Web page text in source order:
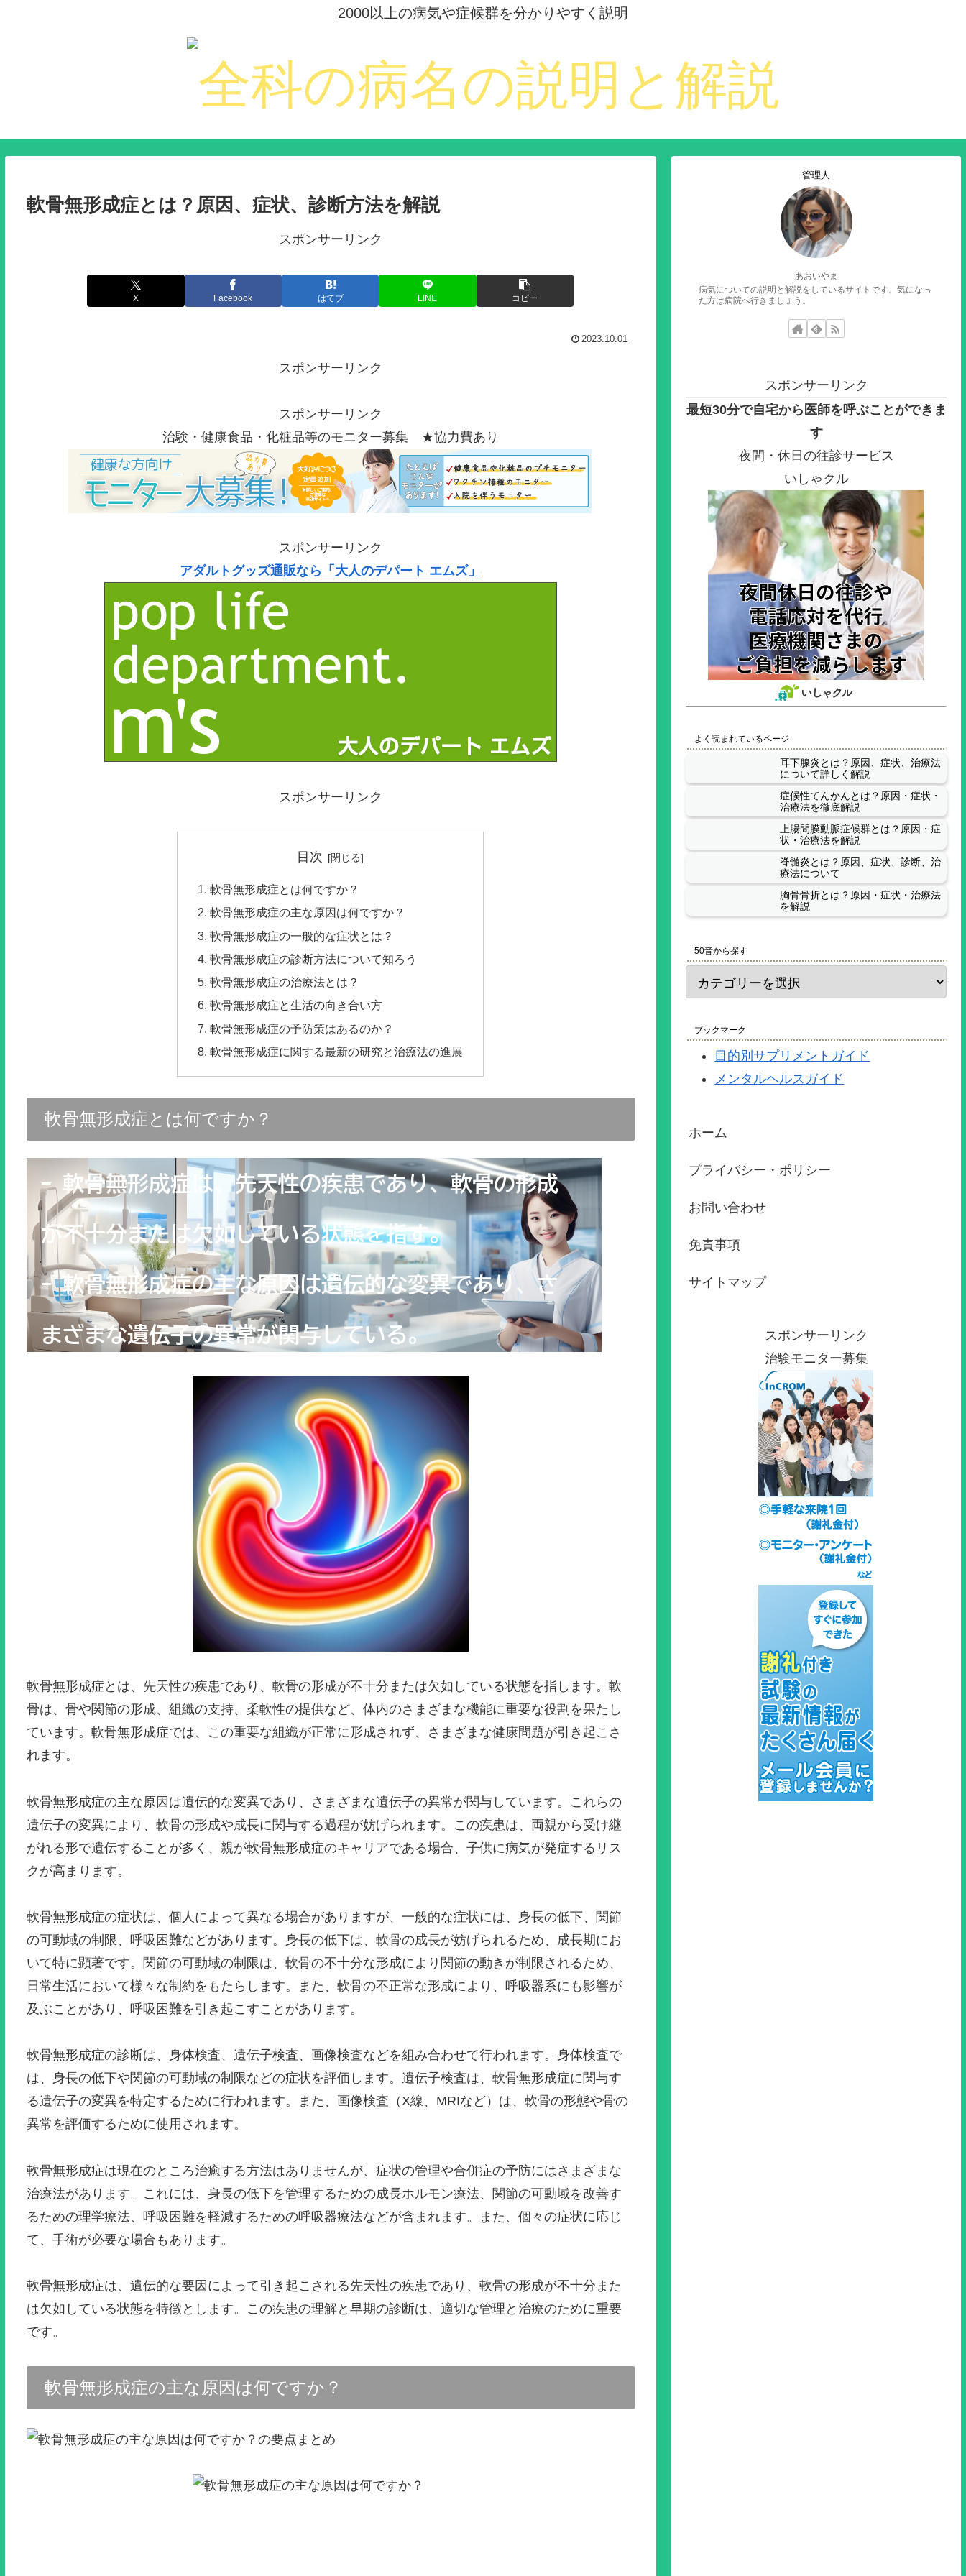
2000以上の病気や症候群を分かりやすく説明
軟骨無形成症とは？原因、症状、診断方法を解説
スポンサーリンク
X Facebook はてブ LINE コピー
2023.10.01
スポンサーリンク
スポンサーリンク
治験・健康食品・化粧品等のモニター募集 ★協力費あり
スポンサーリンク
アダルトグッズ通販なら「大人のデパート エムズ」
スポンサーリンク
目次
軟骨無形成症とは何ですか？
軟骨無形成症の主な原因は何ですか？
軟骨無形成症の一般的な症状とは？
軟骨無形成症の診断方法について知ろう
軟骨無形成症の治療法とは？
軟骨無形成症と生活の向き合い方
軟骨無形成症の予防策はあるのか？
軟骨無形成症に関する最新の研究と治療法の進展
軟骨無形成症とは何ですか？
軟骨無形成症とは、先天性の疾患であり、軟骨の形成が不十分または欠如している状態を指します。軟
骨は、骨や関節の形成、組織の支持、柔軟性の提供など、体内のさまざまな機能に重要な役割を果たし
ています。軟骨無形成症では、この重要な組織が正常に形成されず、さまざまな健康問題が引き起こさ
れます。
軟骨無形成症の主な原因は遺伝的な変異であり、さまざまな遺伝子の異常が関与しています。これらの
遺伝子の変異により、軟骨の形成や成長に関与する過程が妨げられます。この疾患は、両親から受け継
がれる形で遺伝することが多く、親が軟骨無形成症のキャリアである場合、子供に病気が発症するリス
クが高まります。
軟骨無形成症の症状は、個人によって異なる場合がありますが、一般的な症状には、身長の低下、関節
の可動域の制限、呼吸困難などがあります。身長の低下は、軟骨の成長が妨げられるため、成長期にお
いて特に顕著です。関節の可動域の制限は、軟骨の不十分な形成により関節の動きが制限されるため、
日常生活において様々な制約をもたらします。また、軟骨の不正常な形成により、呼吸器系にも影響が
及ぶことがあり、呼吸困難を引き起こすことがあります。
軟骨無形成症の診断は、身体検査、遺伝子検査、画像検査などを組み合わせて行われます。身体検査で
は、身長の低下や関節の可動域の制限などの症状を評価します。遺伝子検査は、軟骨無形成症に関与す
る遺伝子の変異を特定するために行われます。また、画像検査（X線、MRIなど）は、軟骨の形態や骨の
異常を評価するために使用されます。
軟骨無形成症は現在のところ治癒する方法はありませんが、症状の管理や合併症の予防にはさまざまな
治療法があります。これには、身長の低下を管理するための成長ホルモン療法、関節の可動域を改善す
るための理学療法、呼吸困難を軽減するための呼吸器療法などが含まれます。また、個々の症状に応じ
て、手術が必要な場合もあります。
軟骨無形成症は、遺伝的な要因によって引き起こされる先天性の疾患であり、軟骨の形成が不十分また
は欠如している状態を特徴とします。この疾患の理解と早期の診断は、適切な管理と治療のために重要
です。
軟骨無形成症の主な原因は何ですか？
管理人
あおいやま
病気についての説明と解説をしているサイトです。気になっ
た方は病院へ行きましょう。
スポンサーリンク
最短30分で自宅から医師を呼ぶことができま
す
夜間・休日の往診サービス
いしゃクル
よく読まれているページ
耳下腺炎とは？原因、症状、治療法
について詳しく解説
症候性てんかんとは？原因・症状・
治療法を徹底解説
上腸間膜動脈症候群とは？原因・症
状・治療法を解説
脊髄炎とは？原因、症状、診断、治
療法について
胸骨骨折とは？原因・症状・治療法
を解説
50音から探す
ブックマーク
目的別サプリメントガイド
メンタルヘルスガイド
ホーム
プライバシー・ポリシー
お問い合わせ
免責事項
サイトマップ
スポンサーリンク
治験モニター募集